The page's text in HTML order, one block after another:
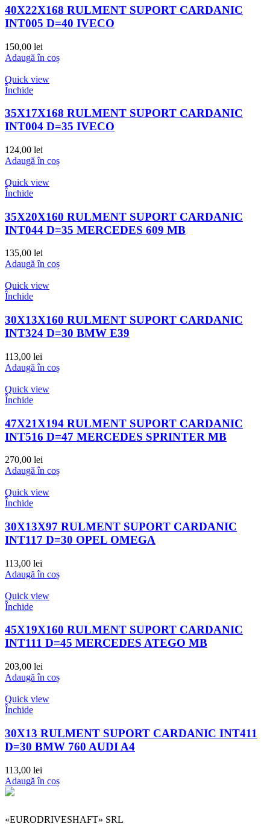
40X22X168 RULMENT SUPORT CARDANIC
INT005 D=40 IVECO
150,00 lei
Adaugă în coș
Quick view
Închide
35X17X168 RULMENT SUPORT CARDANIC
INT004 D=35 IVECO
124,00 lei
Adaugă în coș
Quick view
Închide
35X20X160 RULMENT SUPORT CARDANIC
INT044 D=35 MERCEDES 609 MB
135,00 lei
Adaugă în coș
Quick view
Închide
30X13X160 RULMENT SUPORT CARDANIC
INT324 D=30 BMW E39
113,00 lei
Adaugă în coș
Quick view
Închide
47X21X194 RULMENT SUPORT CARDANIC
INT516 D=47 MERCEDES SPRINTER MB
270,00 lei
Adaugă în coș
Quick view
Închide
30X13X97 RULMENT SUPORT CARDANIC
INT117 D=30 OPEL OMEGA
113,00 lei
Adaugă în coș
Quick view
Închide
45X19X160 RULMENT SUPORT CARDANIC
INT111 D=45 MERCEDES ATEGO MB
203,00 lei
Adaugă în coș
Quick view
Închide
30X13 RULMENT SUPORT CARDANIC INT411
D=30 BMW 760 AUDI A4
113,00 lei
Adaugă în coș
«EURODRIVESHAFT» SRL